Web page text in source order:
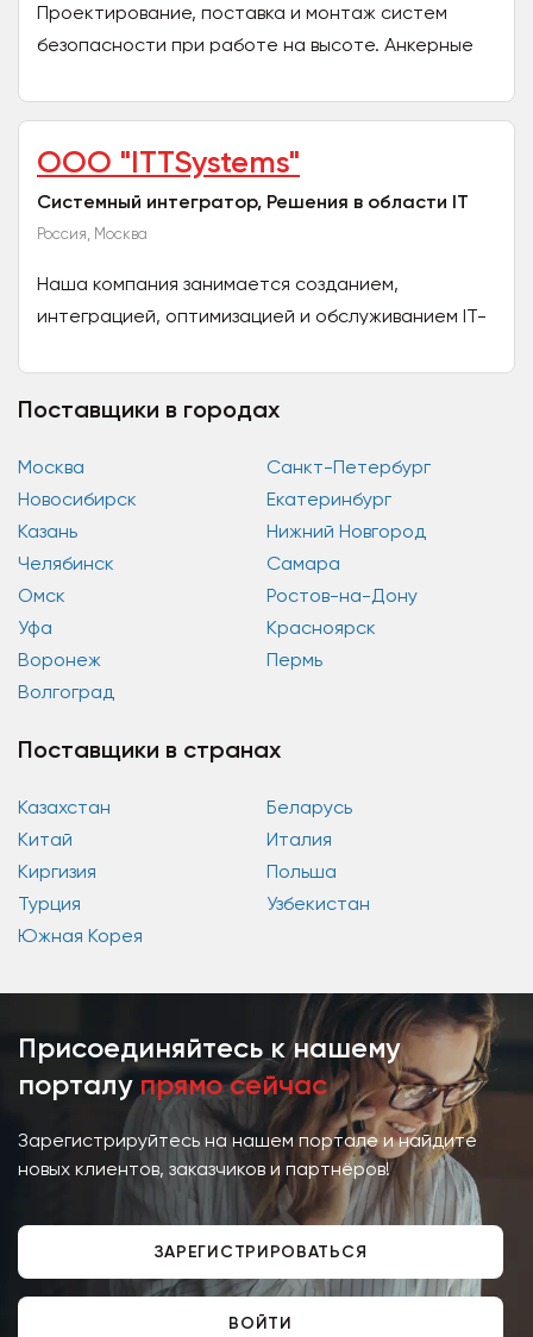
Проектирование, поставка и монтаж систем
безопасности при работе на высоте. Анкерные
Противовесные...
ООО "ITTSystems"
Системный интегратор, Решения в области IT
Россия, Москва
Наша компания занимается созданием,
интеграцией, оптимизацией и обслуживанием IT-
существующей, в...
Поставщики в городах
Москва
Санкт-Петербург
Новосибирск
Екатеринбург
Казань
Нижний Новгород
Челябинск
Самара
Омск
Ростов-на-Дону
Уфа
Красноярск
Воронеж
Пермь
Волгоград
Поставщики в странах
Казахстан
Беларусь
Китай
Италия
Киргизия
Польша
Турция
Узбекистан
Южная Корея
Присоединяйтесь к нашему
порталу прямо сейчас
Зарегистрируйтесь на нашем портале и найдите
новых клиентов, заказчиков и партнёров!
ЗАРЕГИСТРИРОВАТЬСЯ
ВОЙТИ